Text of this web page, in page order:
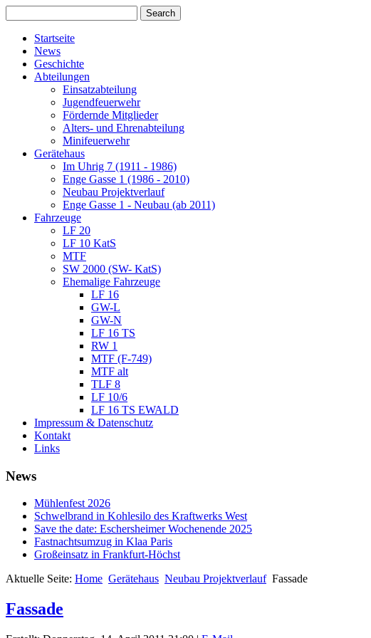
Startseite
News
Geschichte
Abteilungen
Einsatzabteilung
Jugendfeuerwehr
Fördernde Mitglieder
Alters- und Ehrenabteilung
Minifeuerwehr
Gerätehaus
Im Uhrig 7 (1911 - 1986)
Enge Gasse 1 (1986 - 2010)
Neubau Projektverlauf
Enge Gasse 1 - Neubau (ab 2011)
Fahrzeuge
LF 20
LF 10 KatS
MTF
SW 2000 (SW- KatS)
Ehemalige Fahrzeuge
LF 16
GW-L
GW-N
LF 16 TS
RW 1
MTF (F-749)
MTF alt
TLF 8
LF 10/6
LF 16 TS EWALD
Impressum & Datenschutz
Kontakt
Links
News
Mühlenfest 2026
Schwelbrand in Kohlesilo des Kraftwerks West
Save the date: Eschersheimer Wochenende 2025
Fastnachtsumzug in Klaa Paris
Großeinsatz in Frankfurt-Höchst
Aktuelle Seite: Home Gerätehaus Neubau Projektverlauf Fassade
Fassade